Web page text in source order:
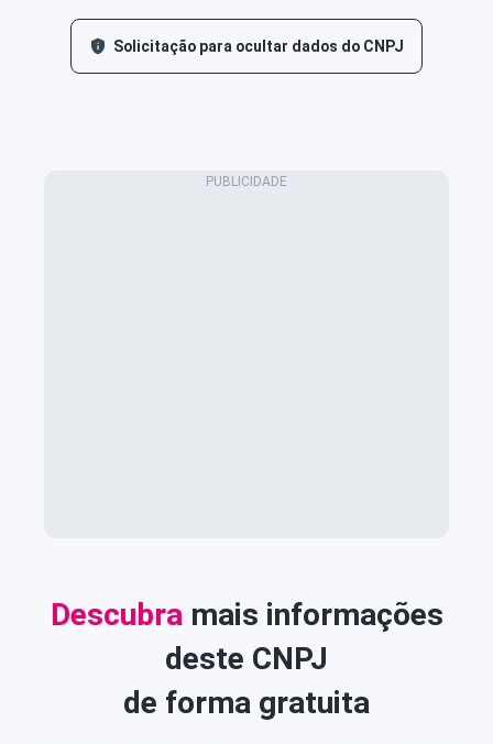
Solicitação para ocultar dados do CNPJ
Descubra mais informações
deste CNPJ
de forma gratuita